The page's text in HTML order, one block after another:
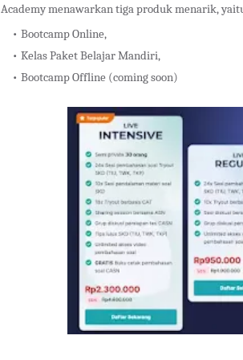
Academy menawarkan tiga produk menarik,
Bootcamp Online,
Kelas Paket Belajar Mandiri,
Bootcamp Offline (coming soon)